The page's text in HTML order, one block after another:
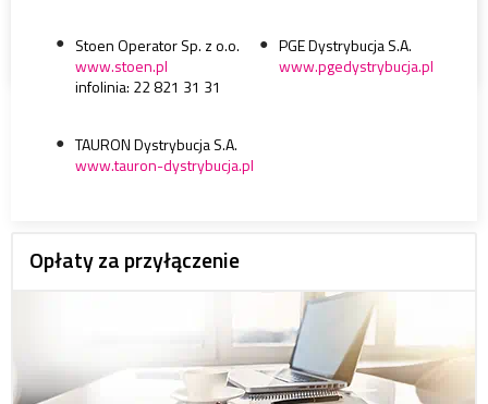
Stoen Operator Sp. z o.o.
www.stoen.pl
infolinia: 22 821 31 31
PGE Dystrybucja S.A.
www.pgedystrybucja.pl
TAURON Dystrybucja S.A.
www.tauron-dystrybucja.pl
Opłaty za przyłączenie